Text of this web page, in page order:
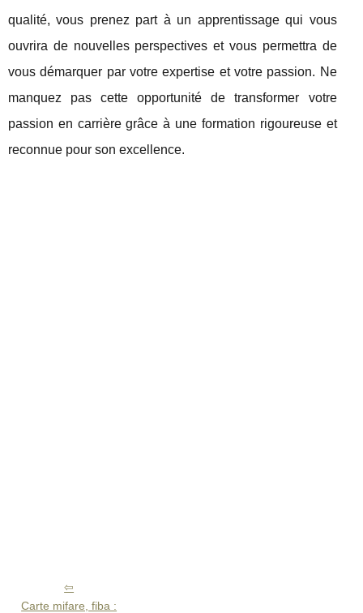
qualité, vous prenez part à un apprentissage qui vous
ouvrira de nouvelles perspectives et vous permettra de
vous démarquer par votre expertise et votre passion. Ne
manquez pas cette opportunité de transformer votre
passion en carrière grâce à une formation rigoureuse et
reconnue pour son excellence.
Carte mifare, fiba :